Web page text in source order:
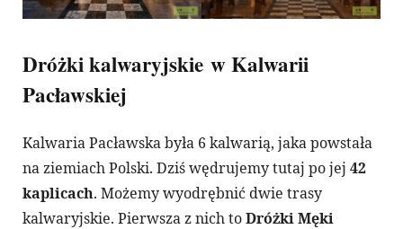
Dróżki kalwaryjskie w Kalwarii
Pacławskiej
Kalwaria Pacławska była 6 kalwarią, jaka powstała
na ziemiach Polski. Dziś wędrujemy tutaj po jej 42
kaplicach. Możemy wyodrębnić dwie trasy
kalwaryjskie. Pierwsza z nich toDróżki Męki